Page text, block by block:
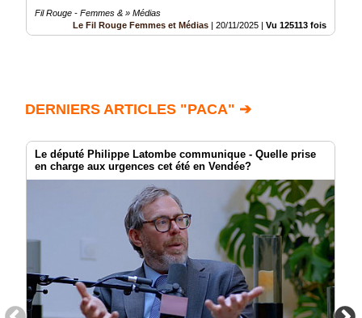
Fil Rouge - Femmes & » Médias
Le Fil Rouge Femmes et Médias | 20/11/2025 | Vu 125113 fois
DERNIERS ARTICLES "PACA" ➔
Le député Philippe Latombe communique - Quelle prise
en charge aux urgences cet été en Vendée?